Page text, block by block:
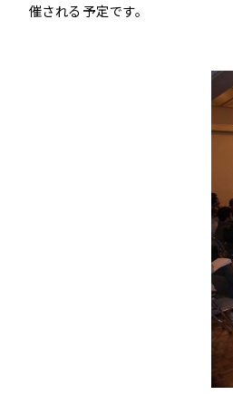
催される予定です。